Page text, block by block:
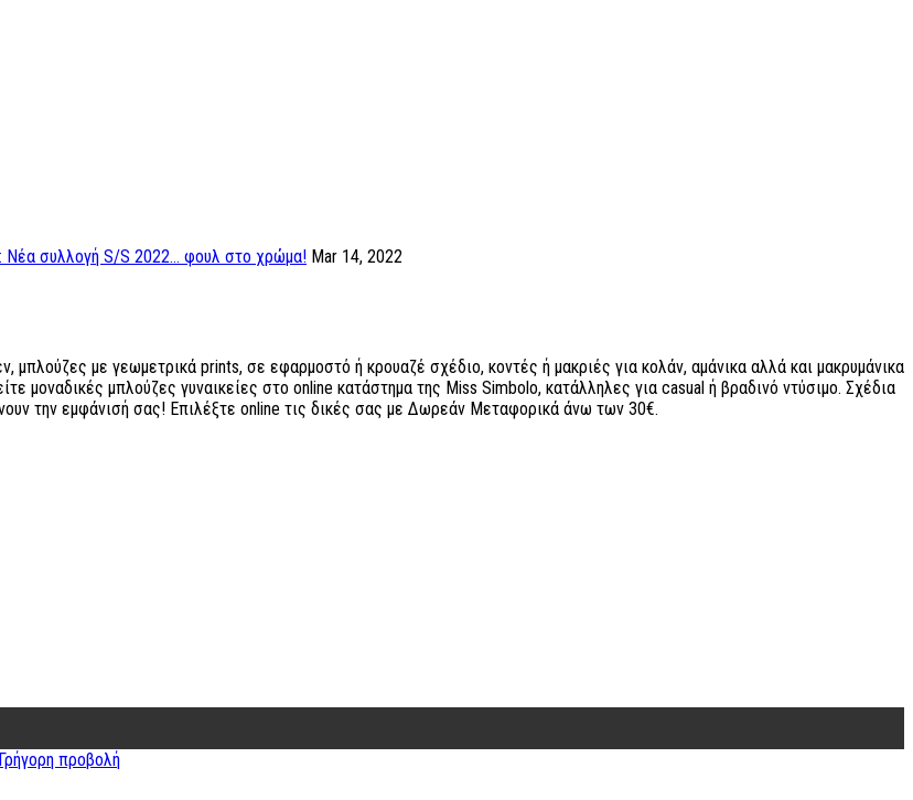
Νέα συλλογή S/S 2022... φουλ στο χρώμα! Mar 14, 2022
μπλούζες με γεωμετρικά prints, σε εφαρμοστό ή κρουαζέ σχέδιο, κοντές ή μακριές για κολάν, αμάνικα αλλά και μακρυμάνικα
μοναδικές μπλούζες γυναικείες στο online κατάστημα της Miss Simbolo, κατάλληλες για casual ή βραδινό ντύσιμο. Σχέδια
την εμφάνισή σας! Επιλέξτε online τις δικές σας με Δωρεάν Μεταφορικά άνω των 30€.
Γρήγορη προβολή